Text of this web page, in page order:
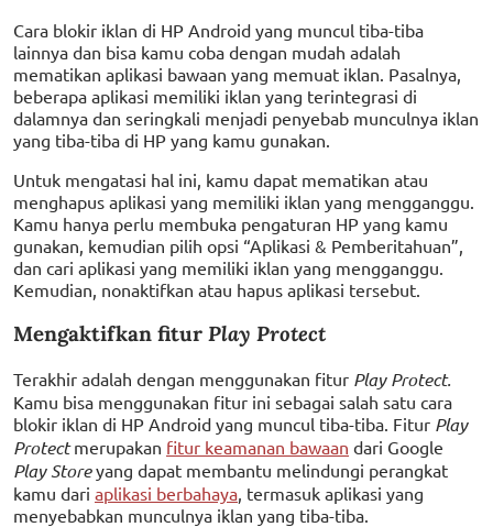
Cara blokir iklan di HP Android yang muncul tiba-tiba
lainnya dan bisa kamu coba dengan mudah adalah
mematikan aplikasi bawaan yang memuat iklan. Pasalnya,
beberapa aplikasi memiliki iklan yang terintegrasi di
dalamnya dan seringkali menjadi penyebab munculnya iklan
yang tiba-tiba di HP yang kamu gunakan.
Untuk mengatasi hal ini, kamu dapat mematikan atau
menghapus aplikasi yang memiliki iklan yang mengganggu.
Kamu hanya perlu membuka pengaturan HP yang kamu
gunakan, kemudian pilih opsi “Aplikasi & Pemberitahuan”,
dan cari aplikasi yang memiliki iklan yang mengganggu.
Kemudian, nonaktifkan atau hapus aplikasi tersebut.
Mengaktifkan fitur Play Protect
Terakhir adalah dengan menggunakan fitur Play Protect.
Kamu bisa menggunakan fitur ini sebagai salah satu cara
blokir iklan di HP Android yang muncul tiba-tiba. Fitur Play
Protectmerupakan fitur keamanan bawaan dari Google
Play Storeyang dapat membantu melindungi perangkat
kamu dari aplikasi berbahaya , termasuk aplikasi yang
menyebabkan munculnya iklan yang tiba-tiba.